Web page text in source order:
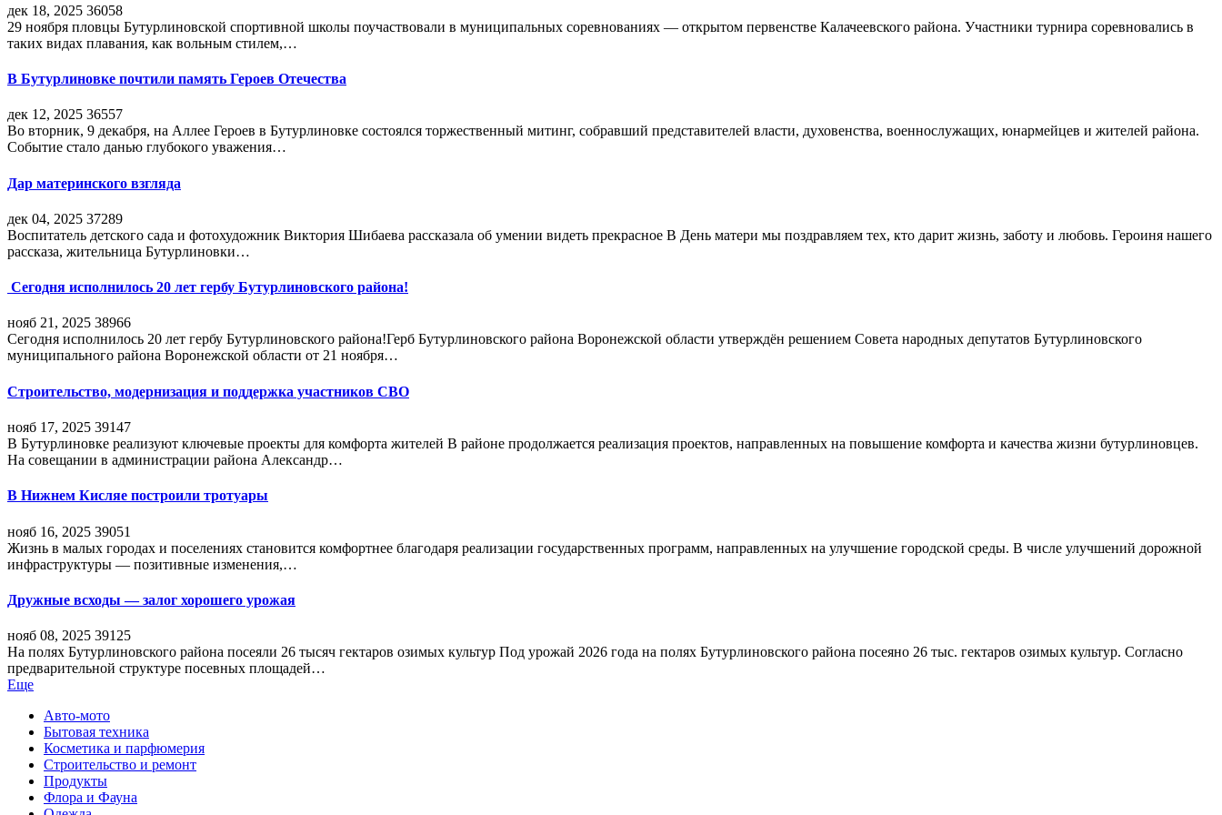
дек 18, 2025 36058
29 ноября пловцы Бутурлиновской спортивной школы поучаствовали в муниципальных соревнованиях — открытом первенстве Калачеевского района. Участники турнира соревновались в
таких видах плавания, как вольным стилем,…
В Бутурлиновке почтили память Героев Отечества
дек 12, 2025 36557
Во вторник, 9 декабря, на Аллее Героев в Бутурлиновке состоялся торжественный митинг, собравший представителей власти, духовенства, военнослужащих, юнармейцев и жителей района.
Событие стало данью глубокого уважения…
Дар материнского взгляда
дек 04, 2025 37289
Воспитатель детского сада и фотохудожник Виктория Шибаева рассказала об умении видеть прекрасное В День матери мы поздравляем тех, кто дарит жизнь, заботу и любовь. Героиня нашего
рассказа, жительница Бутурлиновки…
Сегодня исполнилось 20 лет гербу Бутурлиновского района!
нояб 21, 2025 38966
Сегодня исполнилось 20 лет гербу Бутурлиновского района!Герб Бутурлиновского района Воронежской области утверждён решением Совета народных депутатов Бутурлиновского
муниципального района Воронежской области от 21 ноября…
Строительство, модернизация и поддержка участников СВО
нояб 17, 2025 39147
В Бутурлиновке реализуют ключевые проекты для комфорта жителей В районе продолжается реализация проектов, направленных на повышение комфорта и качества жизни бутурлиновцев.
На совещании в администрации района Александр…
В Нижнем Кисляе построили тротуары
нояб 16, 2025 39051
Жизнь в малых городах и поселениях становится комфортнее благодаря реализации государственных программ, направленных на улучшение городской среды. В числе улучшений дорожной
инфраструктуры — позитивные изменения,…
Дружные всходы — залог хорошего урожая
нояб 08, 2025 39125
На полях Бутурлиновского района посеяли 26 тысяч гектаров озимых культур Под урожай 2026 года на полях Бутурлиновского района посеяно 26 тыс. гектаров озимых культур. Согласно
предварительной структуре посевных площадей…
Еще
Авто-мото
Бытовая техника
Косметика и парфюмерия
Строительство и ремонт
Продукты
Флора и Фауна